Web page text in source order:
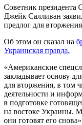
Советник президента
Джейк Салливан
предлог для
Об этом он сказал на
Украинская правда.
«Американские
закладывает основу
для вторжения, в том
деятельности и
в подготовке
на востоке Украины.
они готовят его